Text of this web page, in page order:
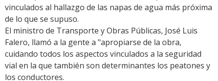
vinculados al hallazgo de las napas de agua más próxima
de lo que se supuso.
El ministro de Transporte y Obras Públicas, José Luis
Falero, llamó a la gente a "apropiarse de la obra,
cuidando todos los aspectos vinculados a la seguridad
vial en la que también son determinantes los peatones y
los conductores.